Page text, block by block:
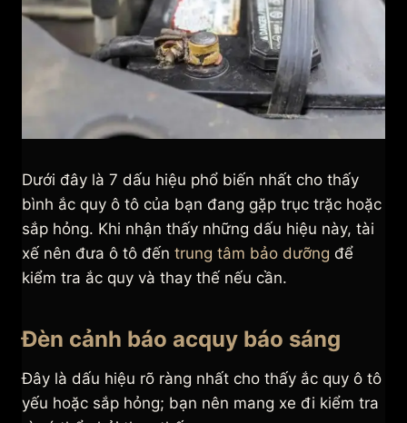
Dưới đây là 7 dấu hiệu phổ biến nhất cho thấy
bình ắc quy ô tô của bạn đang gặp trục trặc hoặc
sắp hỏng. Khi nhận thấy những dấu hiệu này, tài
xế nên đưa ô tô đến trung tâm bảo dưỡng để
kiểm tra ắc quy và thay thế nếu cần.
Đèn cảnh báo acquy báo sáng
Đây là dấu hiệu rõ ràng nhất cho thấy ắc quy ô tô
yếu hoặc sắp hỏng; bạn nên mang xe đi kiểm tra